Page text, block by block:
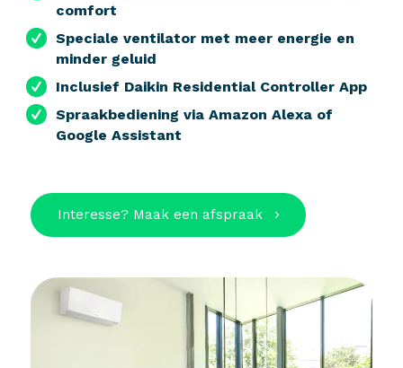
comfort
Speciale ventilator met meer energie en
minder geluid
Inclusief Daikin Residential Controller App
Spraakbediening via Amazon Alexa of
Google Assistant
Interesse? Maak een afspraak